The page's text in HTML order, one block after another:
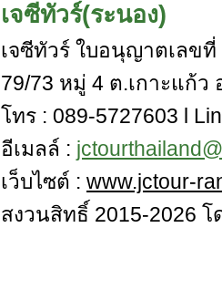
เจซีทัวร์(ระนอง)
เจซีทัวร์ ใบอนุญาตเลขที่
79/73 หมู่ 4 ต.เกาะแก้ว
โทร : 089-5727603 l
อีเมลล์ :
เว็บไซต์ : www.jctour-
สงวนสิทธิ์ 2015-2026 โ